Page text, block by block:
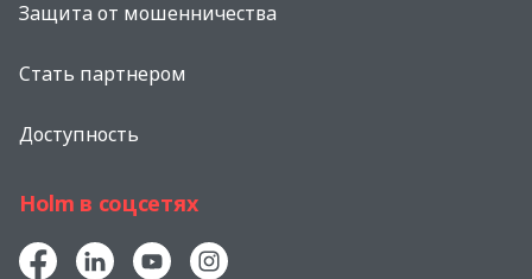
Защита от мошенничества
Стать партнером
Доступность
Holm в соцсетях